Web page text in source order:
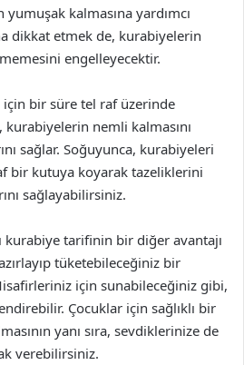
yumuşak kalmasına yardımcı
dikkat etmek de, kurabiyelerin
engelleyecektir.
için bir süre tel raf üzerinde
nemli kalmasını
sağlar. Soğuyunca, kurabiyeleri
bir kutuya koyarak tazeliklerini
sağlayabilirsiniz.
kurabiye tarifinin bir diğer avantajı
tüketebileceğiniz bir
için sunabileceğiniz gibi,
Çocuklar için sağlıklı bir
yanı sıra, sevdiklerinize de
verebilirsiniz.